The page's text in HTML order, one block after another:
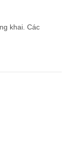
khai. Các